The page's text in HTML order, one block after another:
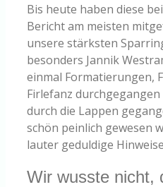
Bis heute haben diese
Bericht am meisten
unsere stärksten
besonders Jannik
einmal Formatierungen,
Firlefanz
durch die Lappen
schön peinlich gewesen
lauter geduldige
Wir wusste nicht,